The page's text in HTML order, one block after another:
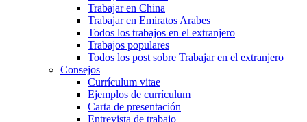
Trabajar en China
Trabajar en Emiratos Arabes
Todos los trabajos en el extranjero
Trabajos populares
Todos los post sobre Trabajar en el extranjero
Consejos
Currículum vitae
Ejemplos de currículum
Carta de presentación
Entrevista de trabajo